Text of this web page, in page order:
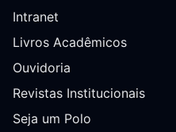
Intranet
Livros Acadêmicos
Ouvidoria
Revistas Institucionais
Seja um Polo